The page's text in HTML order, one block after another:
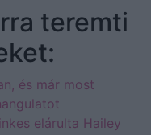
teremti
és már most
elárulta Hailey